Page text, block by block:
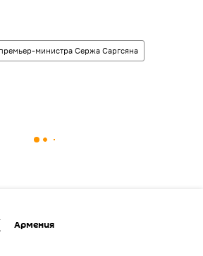
министра Сержа Саргсяна
Армения